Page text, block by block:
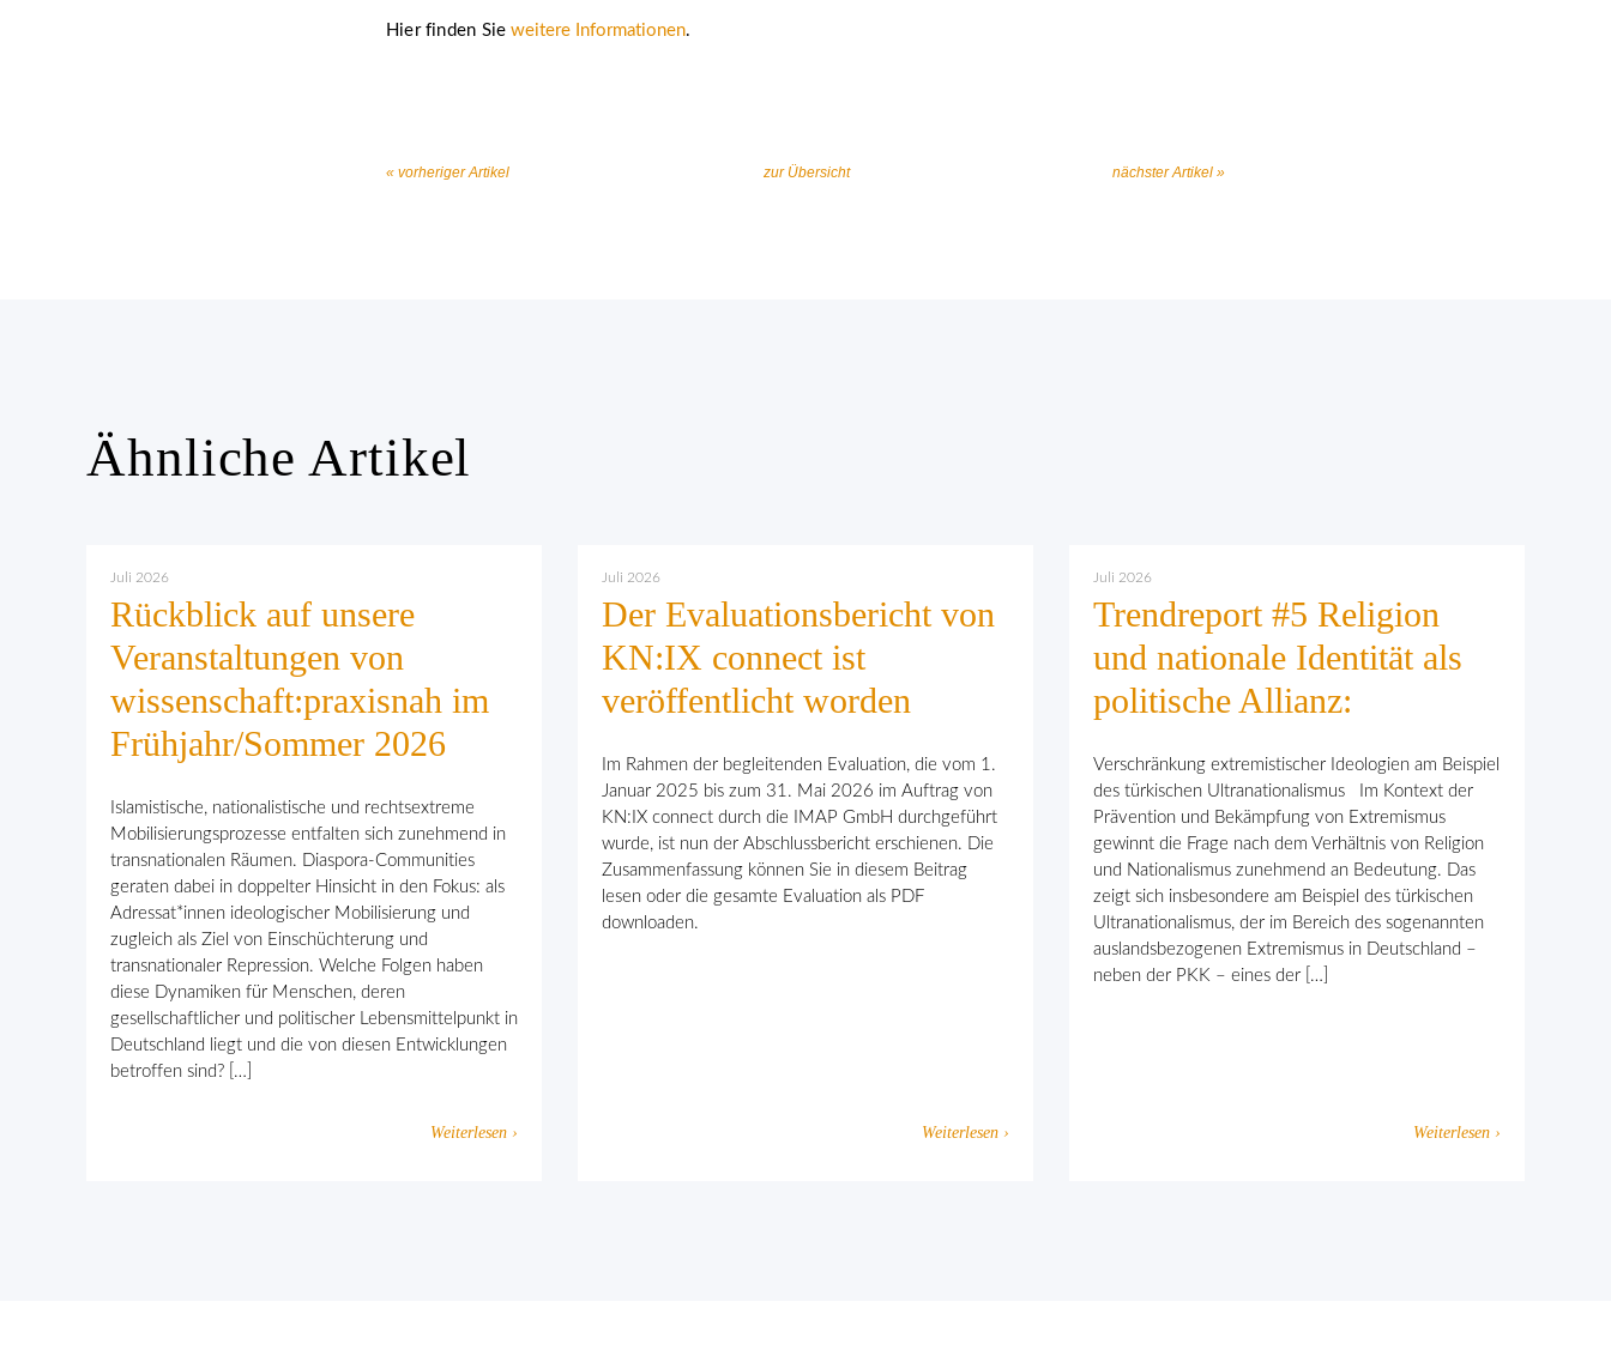
Hier finden Sieweitere Informationen.
« vorheriger Artikel zur Übersicht nächster Artikel »
Ähnliche Artikel
Juli 2026
Rückblick auf unsere
Veranstaltungen von
wissenschaft:praxisnah im
Frühjahr/Sommer 2026
Islamistische, nationalistische und rechtsextreme
Mobilisierungsprozesse entfalten sich zunehmend in
transnationalen Räumen. Diaspora-Communities
geraten dabei in doppelter Hinsicht in den Fokus: als
Adressat*innen ideologischer Mobilisierung und
zugleich als Ziel von Einschüchterung und
transnationaler Repression. Welche Folgen haben
diese Dynamiken für Menschen, deren
gesellschaftlicher und politischer Lebensmittelpunkt in
Deutschland liegt und die von diesen Entwicklungen
betroffen sind? […]
Weiterlesen ›
Juli 2026
Der Evaluationsbericht von
KN:IX connect ist
veröffentlicht worden
Im Rahmen der begleitenden Evaluation, die vom 1.
Januar 2025 bis zum 31. Mai 2026 im Auftrag von
KN:IX connect durch die IMAP GmbH durchgeführt
wurde, ist nun der Abschlussbericht erschienen. Die
Zusammenfassung können Sie in diesem Beitrag
lesen oder die gesamte Evaluation als PDF
downloaden.
Weiterlesen ›
Juli 2026
Trendreport #5 Religion
und nationale Identität als
politische Allianz:
Verschränkung extremistischer Ideologien am Beispiel
des türkischen Ultranationalismus Im Kontext der
Prävention und Bekämpfung von Extremismus
gewinnt die Frage nach dem Verhält­nis von Religion
und Nationalismus zunehmend an Bedeutung. Das
zeigt sich insbesondere am Beispiel des türkischen
Ultranationalismus, der im Bereich des sogenannten
auslandsbezogenen Extremismus in Deutschland –
neben der PKK – eines der […]
Weiterlesen ›